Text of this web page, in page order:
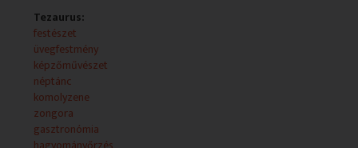
Tezaurus:
festészet
üvegfestmény
képzőművészet
néptánc
komolyzene
zongora
gasztronómia